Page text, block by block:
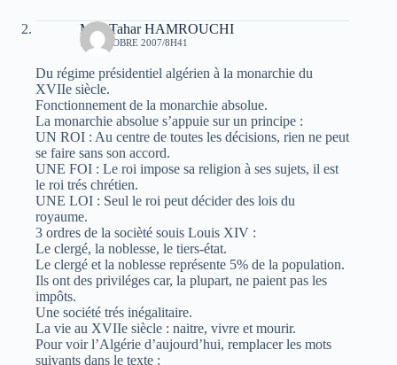
Med Tahar HAMROUCHI
16 OCTOBRE 2007/8H41
Du régime présidentiel algérien à la monarchie du
XVIIe siècle.
Fonctionnement de la monarchie absolue.
La monarchie absolue s’appuie sur un principe :
UN ROI : Au centre de toutes les décisions, rien ne peut
se faire sans son accord.
UNE FOI : Le roi impose sa religion à ses sujets, il est
le roi trés chrétien.
UNE LOI : Seul le roi peut décider des lois du
royaume.
3 ordres de la socièté souis Louis XIV :
Le clergé, la noblesse, le tiers-état.
Le clergé et la noblesse représente 5% de la population.
Ils ont des priviléges car, la plupart, ne paient pas les
impôts.
Une société trés inégalitaire.
La vie au XVIIe siècle : naitre, vivre et mourir.
Pour voir l’Algérie d’aujourd’hui, remplacer les mots
suivants dans le texte :